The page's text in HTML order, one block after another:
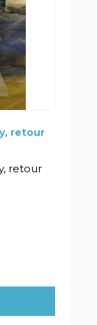
retour
retour